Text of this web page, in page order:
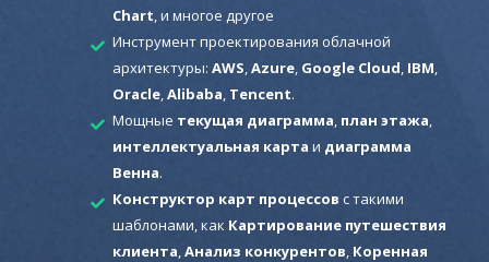
Chart , и многое другое
Инструмент проектирования облачной
архитектуры: AWS Azure, Google Cloud IBM
Oracle, Alibaba Tencent.
Мощные текущая диаграмма план этажа
интеллектуальная карта и диаграмма
Венна.
Конструктор карт процессов с такими
шаблонами, как Картирование путешествия
клиента Анализ конкурентов Коренная